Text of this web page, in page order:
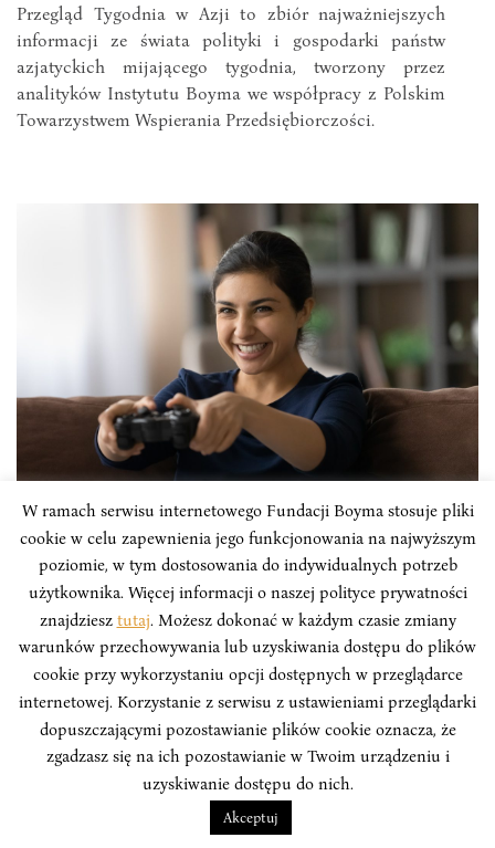
Przegląd Tygodnia w Azji to zbiór najważniejszych
informacji ze świata polityki i gospodarki państw
azjatyckich mijającego tygodnia, tworzony przez
analityków Instytutu Boyma we współpracy z Polskim
Towarzystwem Wspierania Przedsiębiorczości.
RZECZPOSPOLITA
RP: Rynek gamingowy w Indiach, czyli
krajobraz po rewolucji Jio
Choć dziś rynek gamingowy w Indiach nie jest jeszcze
najbardziej zyskowny, to z powodu swojej względnej
otwartości, młodej i dynamicznej populacji może być
jednym z kluczowych miejsc w przyszłości, gdzie
kształtują się globalne trendy i gusta.
W ramach serwisu internetowego Fundacji Boyma stosuje pliki
cookie w celu zapewnienia jego funkcjonowania na najwyższym
poziomie, w tym dostosowania do indywidualnych potrzeb
użytkownika. Więcej informacji o naszej polityce prywatności
znajdziesz tutaj. Możesz dokonać w każdym czasie zmiany
warunków przechowywania lub uzyskiwania dostępu do plików
cookie przy wykorzystaniu opcji dostępnych w przeglądarce
internetowej. Korzystanie z serwisu z ustawieniami przeglądarki
dopuszczającymi pozostawianie plików cookie oznacza, że
zgadzasz się na ich pozostawianie w Twoim urządzeniu i
uzyskiwanie dostępu do nich.
Akceptuj